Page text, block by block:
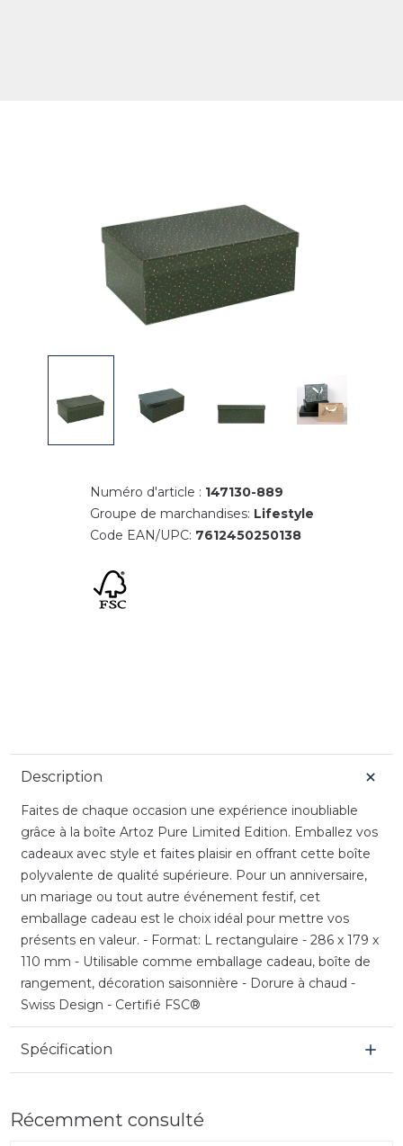
Numéro d'article : 147130-889
Groupe de marchandises: Lifestyle
Code EAN/UPC: 7612450250138
Description
Faites de chaque occasion une expérience inoubliable
grâce à la boîte Artoz Pure Limited Edition. Emballez vos
cadeaux avec style et faites plaisir en offrant cette boîte
polyvalente de qualité supérieure. Pour un anniversaire,
un mariage ou tout autre événement festif, cet
emballage cadeau est le choix idéal pour mettre vos
présents en valeur. - Format: L rectangulaire - 286 x 179 x
110 mm - Utilisable comme emballage cadeau, boîte de
rangement, décoration saisonnière - Dorure à chaud -
Swiss Design - Certifié FSC®
Spécification
Récemment consulté